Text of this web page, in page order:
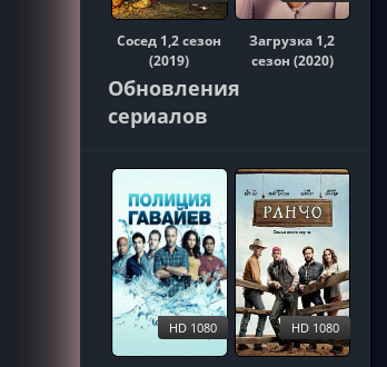
Сосед 1,2 сезон
(2019)
Загрузка 1,2
сезон (2020)
Обновления
сериалов
HD 1080 HD 1080